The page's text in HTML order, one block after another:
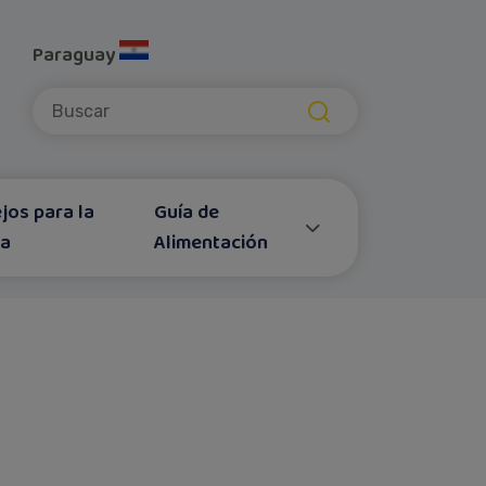
Paraguay
para la
Guía de
Alimentación